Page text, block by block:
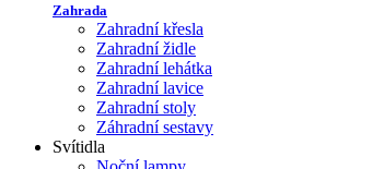
Zahrada
Zahradní křesla
Zahradní židle
Zahradní lehátka
Zahradní lavice
Zahradní stoly
Záhradní sestavy
Svítidla